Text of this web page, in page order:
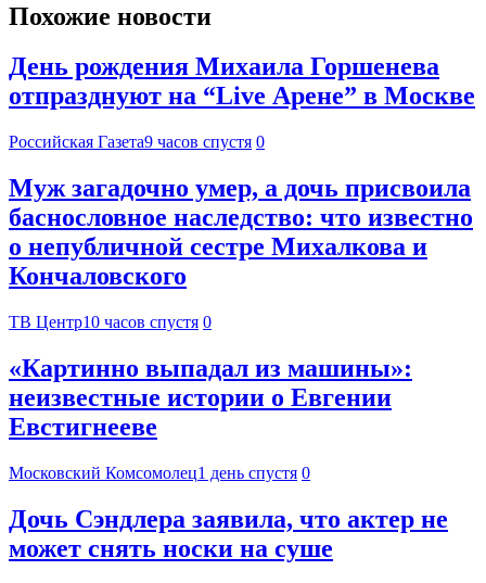
Похожие новости
День рождения Михаила Горшенева
отпразднуют на “Live Арене” в Москве
Российская Газета9 часов спустя 0
Муж загадочно умер, а дочь присвоила
баснословное наследство: что известно
о непубличной сестре Михалкова и
Кончаловского
ТВ Центр10 часов спустя 0
«Картинно выпадал из машины»:
неизвестные истории о Евгении
Евстигнееве
Московский Комсомолец1 день спустя 0
Дочь Сэндлера заявила, что актер не
может снять носки на суше